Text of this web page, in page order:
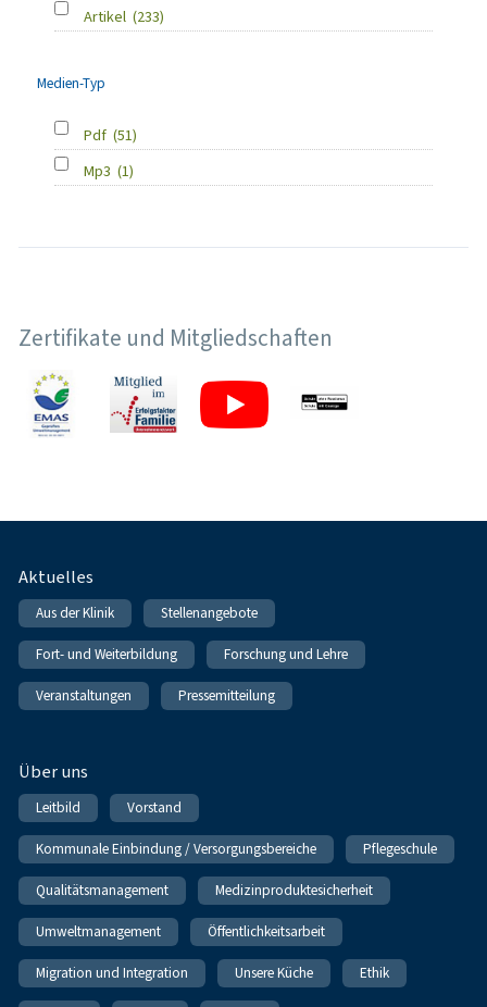
Artikel (233)
Medien-Typ
Pdf (51)
Mp3 (1)
Zertifikate und Mitgliedschaften
Fußnavigation
Aktuelles
Aus der Klinik Stellenangebote
Fort- und Weiterbildung Forschung und Lehre
Veranstaltungen Pressemitteilung
Über uns
Leitbild Vorstand
Kommunale Einbindung / Versorgungsbereiche Pflegeschule
Qualitätsmanagement Medizinproduktesicherheit
Umweltmanagement Öffentlichkeitsarbeit
Migration und Integration Unsere Küche Ethik